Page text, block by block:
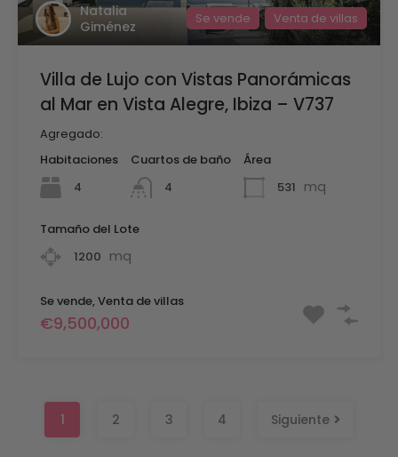
Natalia
Giménez
Se vende Venta de villas
Villa de Lujo con Vistas Panorámicas
al Mar en Vista Alegre, Ibiza – V737
Agregado:
Habitaciones
4
Cuartos de baño
4
Área
531 mq
Tamaño del Lote
1200 mq
Se vende, Venta de villas
€9,500,000
1 2 3 4 Siguiente